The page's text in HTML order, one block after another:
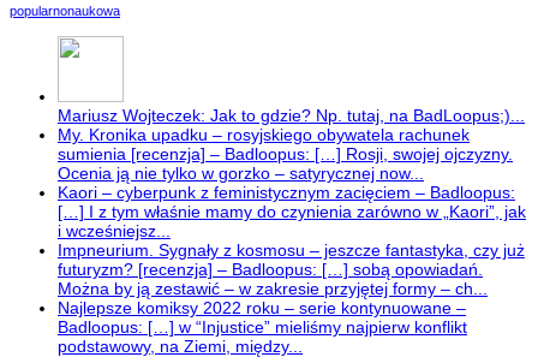
popularnonaukowa
Mariusz Wojteczek: Jak to gdzie? Np. tutaj, na BadLoopus;)...
My. Kronika upadku – rosyjskiego obywatela rachunek
sumienia [recenzja] – Badloopus: […] Rosji, swojej ojczyzny.
Ocenia ją nie tylko w gorzko – satyrycznej now...
Kaori – cyberpunk z feministycznym zacięciem – Badloopus:
[…] I z tym właśnie mamy do czynienia zarówno w „Kaori”, jak
i wcześniejsz...
Impneurium. Sygnały z kosmosu – jeszcze fantastyka, czy już
futuryzm? [recenzja] – Badloopus: […] sobą opowiadań.
Można by ją zestawić – w zakresie przyjętej formy – ch...
Najlepsze komiksy 2022 roku – serie kontynuowane –
Badloopus: […] w “Injustice” mieliśmy najpierw konflikt
podstawowy, na Ziemi, między...